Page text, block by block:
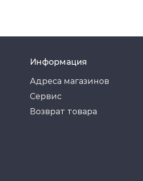
Информация
Адреса магазинов
Сервис
Возврат товара